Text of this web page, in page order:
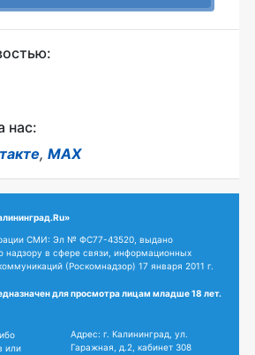
нас:
, MAX
СМИ: Эл № ФС77-43520, выдано
надзору в сфере связи, информационных
(Роскомнадзор) 17 января 2011 г.
для просмотра лицам младше 18 лет.
или
Адрес: г. Калининград, ул.
Гаражная, д.2, кабинет 308